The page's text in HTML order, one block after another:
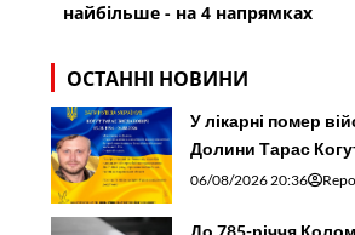
найбільше - на 4 напрямках
ОСТАННІ НОВИНИ
У лікарні помер
Долини Тарас
06/08/2026 20:36